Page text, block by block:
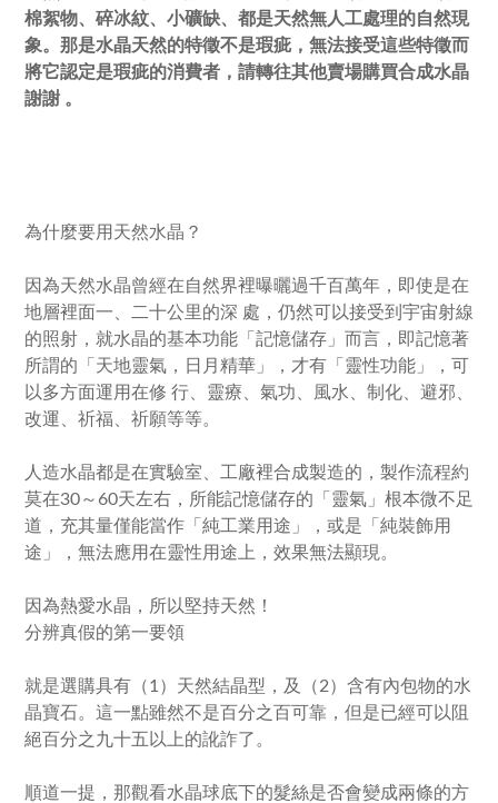
棉絮物、碎冰紋、小礦缺、都是天然無人工處理的自然現
象。那是水晶天然的特徵不是瑕疵，無法接受這些特徵而
將它認定是瑕疵的消費者，請轉往其他賣場購買合成水晶
謝謝 。
為什麼要用天然水晶？
因為天然水晶曾經在自然界裡曝曬過千百萬年，即使是在
地層裡面一、二十公里的深 處，仍然可以接受到宇宙射線
的照射，就水晶的基本功能「記憶儲存」而言，即記憶著
所謂的「天地靈氣，日月精華」，才有「靈性功能」，可
以多方面運用在修 行、靈療、氣功、風水、制化、避邪、
改運、祈福、祈願等等。
人造水晶都是在實驗室、工廠裡合成製造的，製作流程約
莫在30～60天左右，所能記憶儲存的「靈氣」根本微不足
道，充其量僅能當作「純工業用途」，或是「純裝飾用
途」，無法應用在靈性用途上，效果無法顯現。
因為熱愛水晶，所以堅持天然！
分辨真假的第一要領
就是選購具有（1）天然結晶型，及（2）含有內包物的水
晶寶石。這一點雖然不是百分之百可靠，但是已經可以阻
絕百分之九十五以上的訛詐了。
順道一提，那觀看水晶球底下的髮絲是否會變成兩條的方